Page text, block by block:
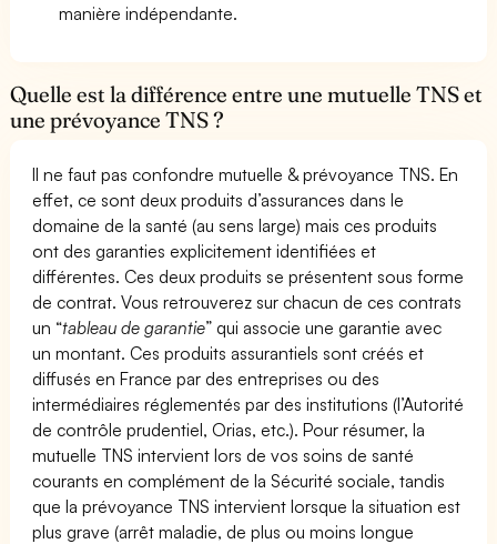
manière indépendante.
Quelle est la différence entre une mutuelle TNS et
une prévoyance TNS ?
Il ne faut pas confondre mutuelle & prévoyance TNS. En
effet, ce sont deux produits d’assurances dans le
domaine de la santé (au sens large) mais ces produits
ont des garanties explicitement identifiées et
différentes. Ces deux produits se présentent sous forme
de contrat. Vous retrouverez sur chacun de ces contrats
un “tableau de garantie” qui associe une garantie avec
un montant. Ces produits assurantiels sont créés et
diffusés en France par des entreprises ou des
intermédiaires réglementés par des institutions (l’Autorité
de contrôle prudentiel, Orias, etc.). Pour résumer, la
mutuelle TNS intervient lors de vos soins de santé
courants en complément de la Sécurité sociale, tandis
que la prévoyance TNS intervient lorsque la situation est
plus grave (arrêt maladie, de plus ou moins longue